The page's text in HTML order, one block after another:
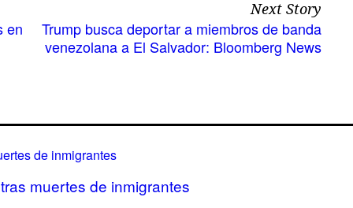
en
Next Story
Trump busca deportar a miembros de banda
venezolana a El Salvador: Bloomberg News
muertes de inmigrantes